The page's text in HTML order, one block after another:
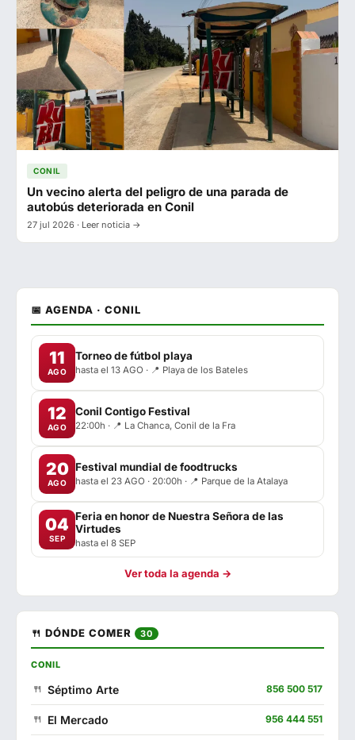
CONIL
Un vecino alerta del peligro de una parada de
autobús deteriorada en Conil
27 jul 2026 · Leer noticia →
📅 AGENDA · CONIL
11
AGO
Torneo de fútbol playa
hasta el 13 AGO · 📍 Playa de los Bateles
12
AGO
Conil Contigo Festival
22:00h · 📍 La Chanca, Conil de la Fra
20
AGO
Festival mundial de foodtrucks
hasta el 23 AGO · 20:00h · 📍 Parque de la Atalaya
04
SEP
Feria en honor de Nuestra Señora de las
Virtudes
hasta el 8 SEP
Ver toda la agenda →
🍴 DÓNDE COMER 30
CONIL
Séptimo Arte 856 500 517
El Mercado 956 444 551